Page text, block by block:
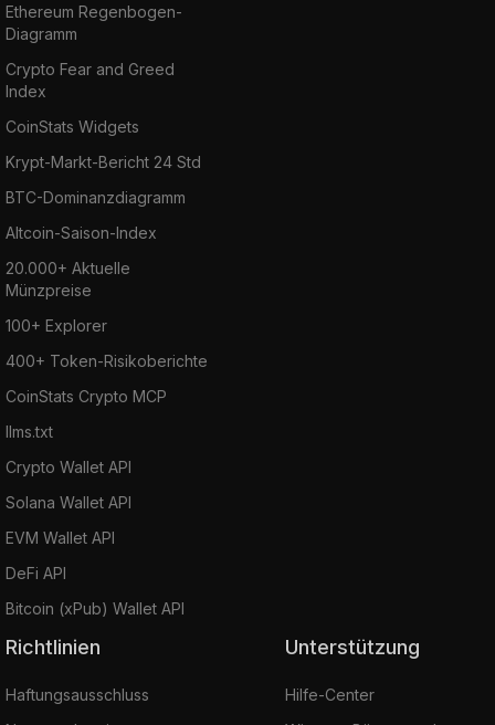
Ethereum Regenbogen-
Diagramm
Crypto Fear and Greed
Index
CoinStats Widgets
Krypt-Markt-Bericht 24 Std
BTC-Dominanzdiagramm
Altcoin-Saison-Index
20.000+ Aktuelle
Münzpreise
100+ Explorer
400+ Token-Risikoberichte
CoinStats Crypto MCP
llms.txt
Crypto Wallet API
Solana Wallet API
EVM Wallet API
DeFi API
Bitcoin (xPub) Wallet API
Richtlinien
Haftungsausschluss
Unterstützung
Hilfe-Center